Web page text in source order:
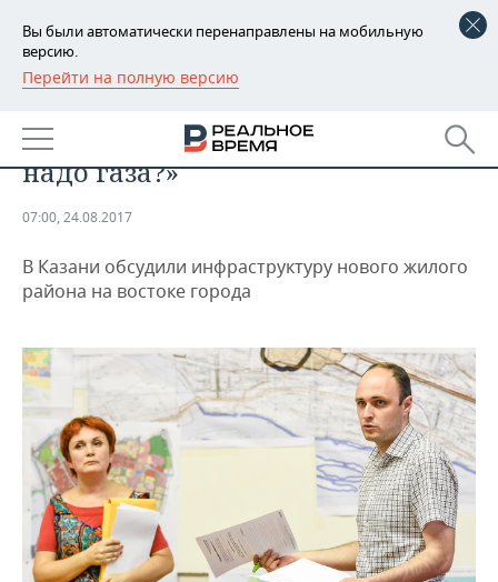
Вы были автоматически перенаправлены на мобильную
версию.
Перейти на полную версию
РЕГИОНЫ
БАШКОРТОСТАН
ТАТАРСТАН
НОВОСТИ
АНАЛИТИКА
ДЕКЛАРАЦИИ О ДОХОДАХ
ВУЗЫ ТАТАРСТАНА
КОМУ ПРИНАДЛЕЖАТ
ТОРГОВЫЕ ЦЕНТРЫ
ТАТАРСТАНА
НОВОСТИ ЭКОНОМИКИ
БАНКИ
БЮДЖЕТ
ИНВЕСТИЦИИ
ПРОМЫШЛЕННОСТЬ
ПРОМЫШЛЕННОСТИ
АГРОПРОМ
МАШИНОСТРОЕНИЕ
НЕФТЕХИМИЯ
НЕФТЬ
НОВОСТИ НЕДВИЖИМОСТИ
АВТО
НОВОСТИ АВТО
БИЗНЕС
НОВОСТИ БИЗНЕСА
РОЗНИЧНАЯ ТОРГОВЛЯ
ТЕХНОЛОГИИ
НОВОСТИ ТЕХНОЛОГИЙ
МЕРОПРИЯТИЯ
«Султан ай» уже есть. Им что, не
надо газа?»
07:00, 24.08.2017
В Казани обсудили инфраструктуру нового жилого
района на востоке города